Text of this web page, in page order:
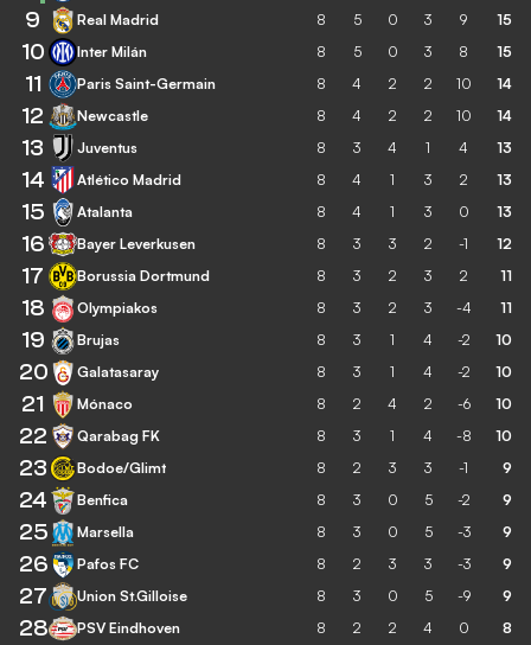
9
Real Madrid 8 5 0 3 9 15
10 Inter Milán 8 5 0 3 8 15
11 Paris Saint-Germain 8 4 2 2 10 14
12 Newcastle 8 4 2 2 10 14
13 Juventus 8 3 4 1 4 13
14 Atlético Madrid 8 4 1 3 2 13
15 Atalanta 8 4 1 3 0 13
16 Bayer Leverkusen 8 3 3 2 -1 12
17 Borussia Dortmund 8 3 2 3 2 11
18 Olympiakos 8 3 2 3 -4 11
19 Brujas 8 3 1 4 -2 10
20 Galatasaray 8 3 1 4 -2 10
21 Mónaco 8 2 4 2 -6 10
22 Qarabag FK 8 3 1 4 -8 10
23 Bodoe/Glimt 8 2 3 3 -1 9
24 Benfica 8 3 0 5 -2 9
25 Marsella 8 3 0 5 -3 9
26 Pafos FC 8 2 3 3 -3 9
27 Union St.Gilloise 8 3 0 5 -9 9
28 PSV Eindhoven 8 2 2 4 0 8